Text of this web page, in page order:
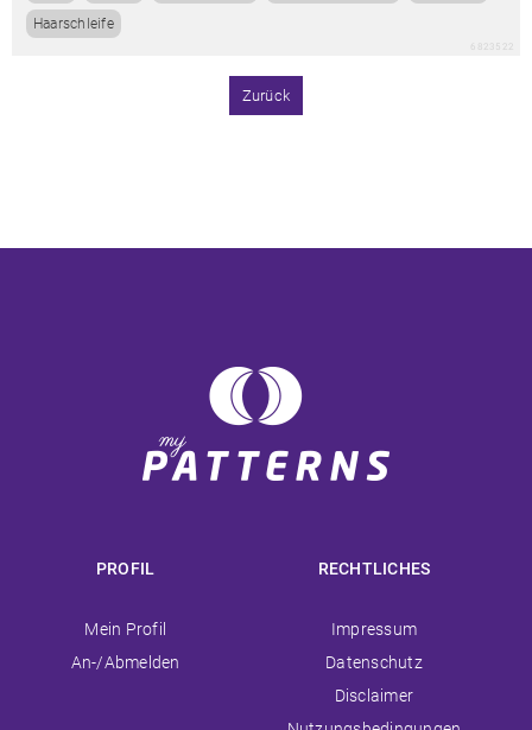
Haarschleife
Zurück
PROFIL
Navigation
überspringen
Mein Profil
An-/Abmelden
RECHTLICHES
Navigation
überspringen
Impressum
Datenschutz
Disclaimer